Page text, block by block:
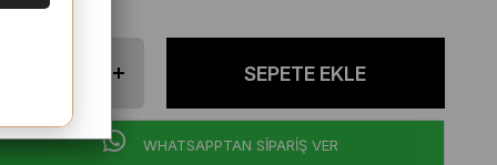
WHATSAPPTAN SİPARİŞ VER